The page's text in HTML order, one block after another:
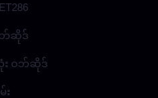
ဘ်ဆိုဒ်
း ဝဘ်ဆိုဒ်
း